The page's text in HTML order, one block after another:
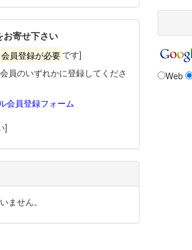
お寄せ下さい
会員登録が必要 です]
員のいずれかに登録してくださ
会員登録フォーム
]
ません。
Web